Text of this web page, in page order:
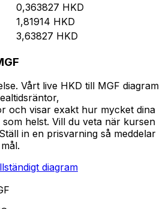
0,363827 HKD
1,81914 HKD
3,63827 HKD
Vårt live HKD till MGF diagram
och visar exakt hur mycket dina
helst. Vill du veta när kursen
in en prisvarning så meddelar
diagram